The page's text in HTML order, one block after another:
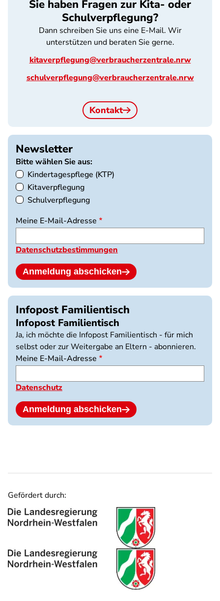
Sie haben Fragen zur Kita- oder
Schulverpflegung?
Dann schreiben Sie uns eine E-Mail. Wir
unterstützen und beraten Sie gerne.
kitaverpflegung@verbraucherzentrale.nrw
schulverpflegung@verbraucherzentrale.nrw
Kontakt
Newsletter
Bitte wählen Sie aus:
Kindertagespflege (KTP)
Kitaverpflegung
Schulverpflegung
Meine E-Mail-Adresse
Datenschutzbestimmungen
Anmeldung abschicken
Infopost Familientisch
Infopost Familientisch
Ja, ich möchte die Infopost Familientisch - für mich
selbst oder zur Weitergabe an Eltern - abonnieren.
Meine E-Mail-Adresse
Datenschutz
Anmeldung abschicken
Gefördert durch: